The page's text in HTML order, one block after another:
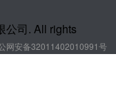
公司. All rights
网安备32011402010991号